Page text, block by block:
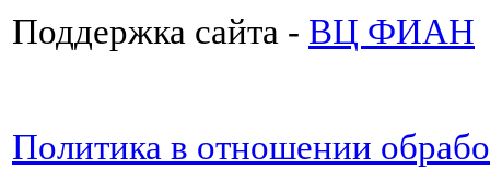
Поддержка сайта - ВЦ ФИАН
Политика в отношении